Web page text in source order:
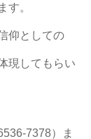
す。
仰としての
現してもらい
7378）ま